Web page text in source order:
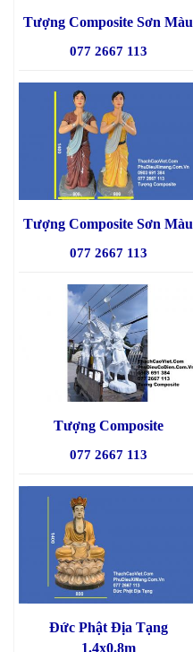
Tượng Composite Sơn Màu
077 2667 113
Tượng Composite Sơn Màu
077 2667 113
Tượng Composite
077 2667 113
Đức Phật Địa Tạng
1.4x0.8m